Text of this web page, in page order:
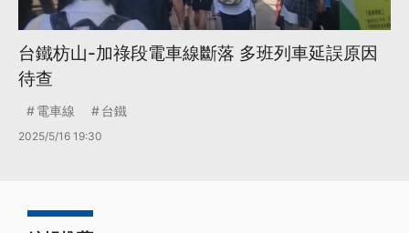
台鐵枋山-加祿段電車線斷落 多班列車延誤原因
待查
電車線 台鐵
2025/5/16 19:30